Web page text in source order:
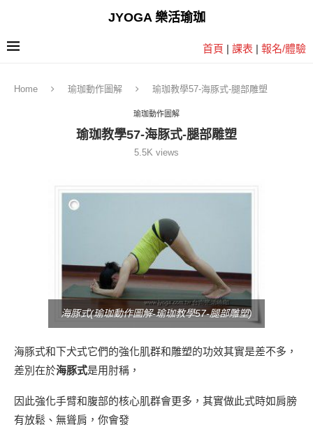
JYOGA 樂活瑜珈
首頁 | 課表 | 報名/體驗
Home 瑜珈動作圖解 瑜珈教學57-海豚式-腿部雕塑
瑜珈動作圖解
瑜珈教學57-海豚式-腿部雕塑
5.5K views
海豚式(瑜珈動作圖解-瑜珈教學57-腿部雕塑)
海豚式和下犬式它們的強化肌群和雕塑的功效其實是差不多，
差別在於海豚式是用肘稱，
因此強化手臂和腹部的核心肌群會更多，其實做此式時如肩膀
有放鬆、無聳肩，你會發